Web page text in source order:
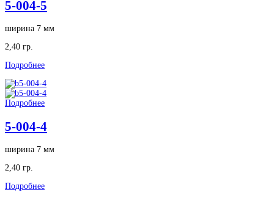
5-004-5
ширина 7 мм
2,40 гр.
Подробнее
Подробнее
5-004-4
ширина 7 мм
2,40 гр.
Подробнее